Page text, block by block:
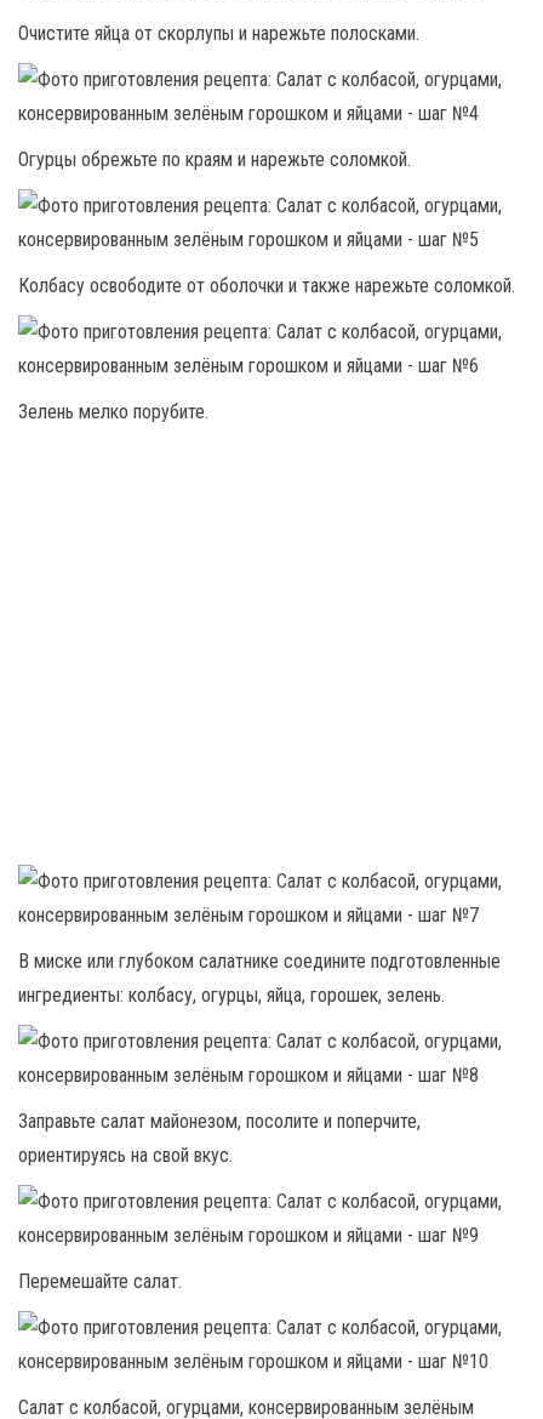
Очистите яйца от скорлупы и нарежьте полосками.
Огурцы обрежьте по краям и нарежьте соломкой.
Колбасу освободите от оболочки и также нарежьте соломкой.
Зелень мелко порубите.
В миске или глубоком салатнике соедините подготовленные
ингредиенты: колбасу, огурцы, яйца, горошек, зелень.
Заправьте салат майонезом, посолите и поперчите,
ориентируясь на свой вкус.
Перемешайте салат.
Салат с колбасой, огурцами, консервированным зелёным